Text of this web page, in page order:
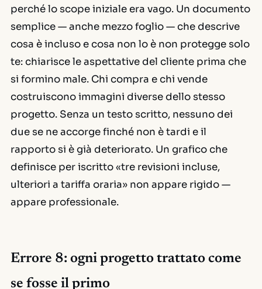
perché lo scope iniziale era vago. Un documento
semplice — anche mezzo foglio — che descrive
cosa è incluso e cosa non lo è non protegge solo
te: chiarisce le aspettative del cliente prima che
si formino male. Chi compra e chi vende
costruiscono immagini diverse dello stesso
progetto. Senza un testo scritto, nessuno dei
due se ne accorge finché non è tardi e il
rapporto si è già deteriorato. Un grafico che
definisce per iscritto «tre revisioni incluse,
ulteriori a tariffa oraria» non appare rigido —
appare professionale.
Errore 8: ogni progetto trattato come
se fosse il primo